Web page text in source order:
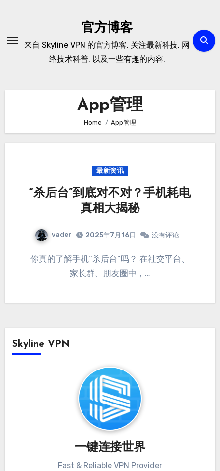
官方博客
来自 Skyline VPN 的官方博客, 关注最新科技, 网
络技术科普, 以及一些有趣的内容.
App管理
Home App管理
最新资讯
“杀后台”到底对不对？手机耗电
真相大揭秘
vader 2025年7月16日 没有评论
你真的了解手机“杀后台”吗？ 在社交平台、
家长群、朋友圈中，…
Skyline VPN
一键连接世界
Fast & Reliable VPN Provider